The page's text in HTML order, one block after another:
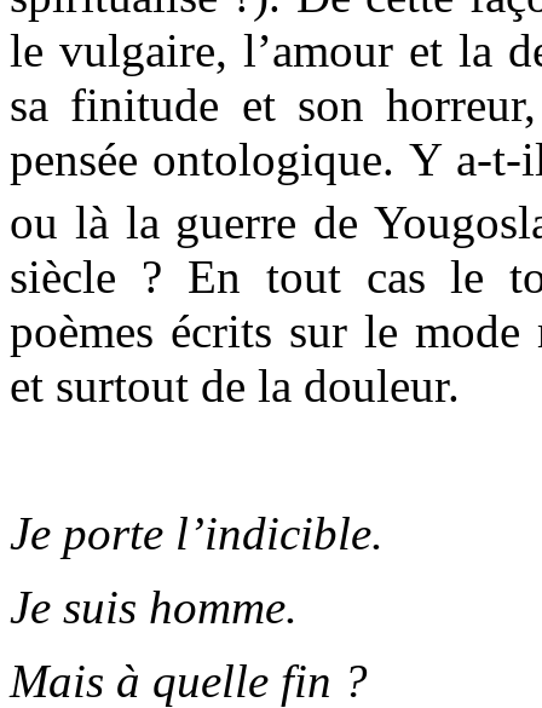
le vulgaire, l’amour et la
sa finitude et son
pensée ontologique. Y a-
ou là la guerre de
siècle ? En tout cas le
poèmes écrits sur le
et surtout de la douleur.
Je porte l’indicible.
Je suis homme.
Mais à quelle fin ?